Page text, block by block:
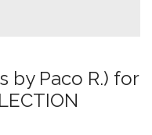
by Paco R.) for